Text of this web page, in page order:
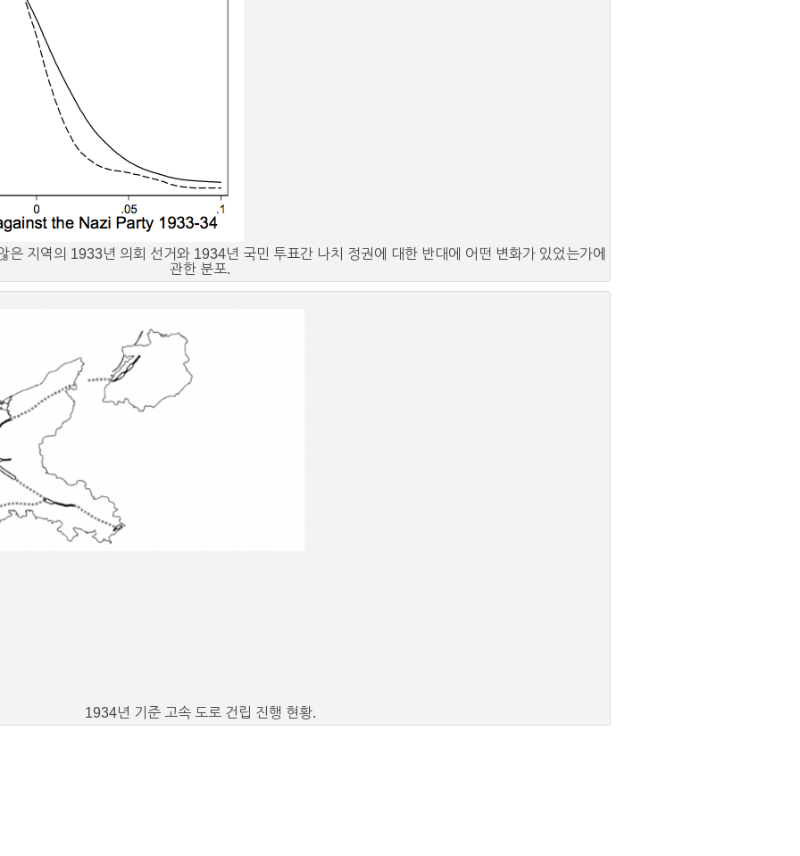
은 지역의 1933년 의회 선거와 1934년 국민 투표간 나치 정권에 대한 반대에 어떤 변화가 있었는가에
관한 분포.
1934년 기준 고속 도로 건립 진행 현황.